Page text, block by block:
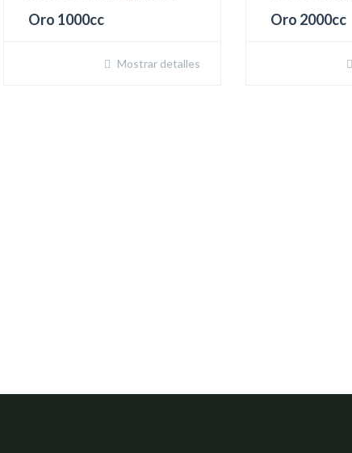
Oro 1000cc
Mostrar detalles
Oro 2000cc